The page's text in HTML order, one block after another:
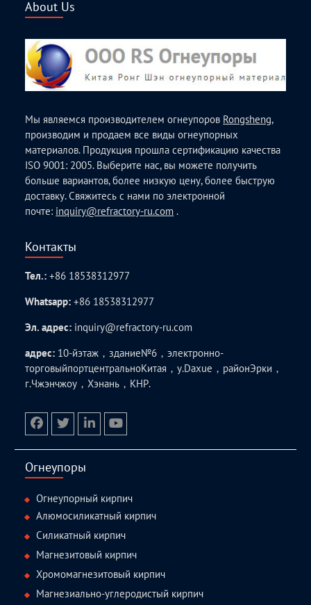
About Us
Мы являемся производителем огнеупоров Rongsheng,
производим и продаем все виды огнеупорных
материалов. Продукция прошла сертификацию качества
ISO 9001: 2005. Выберите нас, вы можете получить
больше вариантов, более низкую цену, более быструю
доставку. Свяжитесь с нами по электронной
почте: inquiry@refractory-ru.com .
Контакты
Тел.:+86 18538312977
Whatsapp:+86 18538312977
Эл. адрес: inquiry@refractory-ru.com
адрес: 10-йэтаж，здание№6，электронно-
торговыйпортцентральноКитая，у.Daxue，районЭрки，
г.Чжэнчжоу，Хэнань，КНР.
Огнеупоры
Огнеупорный кирпич
Алюмосиликатный кирпич
Силикатный кирпич
Магнезитовый кирпич
Хромомагнезитовый кирпич
Магнезиально-углеродистый кирпич